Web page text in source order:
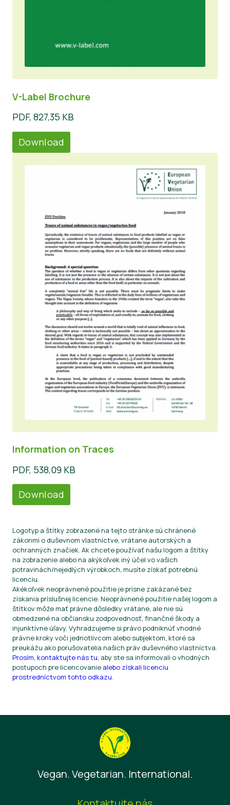
V-Label Brochure
PDF, 827,35 KB
Download
Information on Traces
PDF, 538,09 KB
Download
Logotyp a štítky zobrazené na tejto stránke sú chránené
zákonmi o duševnom vlastníctve, vrátane autorských a
ochranných značiek. Ak chcete používať našu logom a štítky
na zobrazenie alebo na akýkoľvek iný účel vo vašich
potravinách/nejedlých výrobkoch, musíte získať potrebnú
licenciu.
Akékoľvek neoprávnené použitie je prísne zakázané bez
získania príslušnej licencie. Neoprávnené použitie našej logom a
štítkov môže mať právne dôsledky vrátane, ale nie sú
obmedzené na občiansku zodpovednosť, finančné škody a
injunktívne úľavy. Vyhradzujeme si právo podniknúť vhodné
právne kroky voči jednotlivcom alebo subjektom, ktoré sa
preukážu ako porušovatelia našich práv duševného vlastníctva.
Prosím, kontaktujte nás tu, aby ste sa informovali o vhodných
postupoch pre licencovanie alebo získali licenciu
prostredníctvom tohto odkazu.
Vegan. Vegetarian. International.